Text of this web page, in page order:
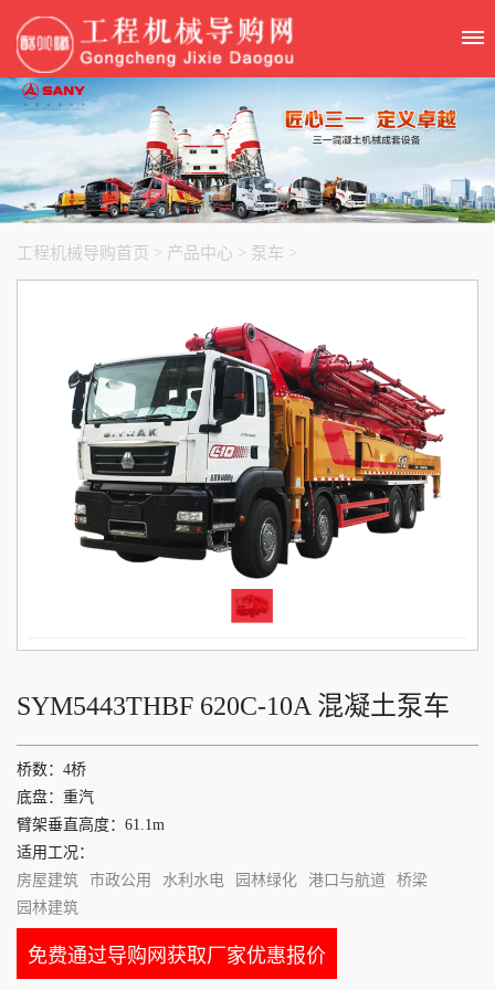
工程机械导购首页 > 产品中心 > 泵车 >
SYM5443THBF 620C-10A 混凝土泵车
桥数：4桥
底盘：重汽
臂架垂直高度：61.1m
适用工况：
房屋建筑
市政公用 水利水电 园林绿化 港口与航道
桥梁
园林建筑
免费通过导购网获取厂家优惠报价